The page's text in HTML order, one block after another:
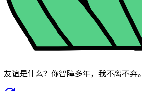
友谊是什么？你智障多年，我不离不弃。